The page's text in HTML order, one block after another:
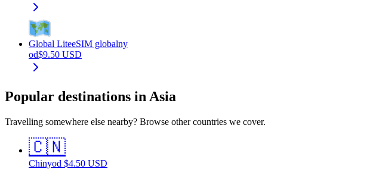
Global LiteeSIM globalny
od$9.50 USD
Popular destinations in Asia
Travelling somewhere else nearby? Browse other countries we cover.
🇨🇳
Chinyod $4.50 USD